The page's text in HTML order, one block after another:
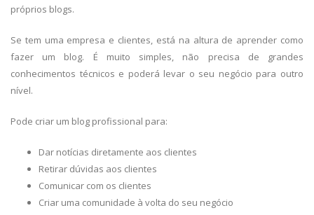
próprios blogs.
Se tem uma empresa e clientes, está na altura de aprender como
fazer um blog. É muito simples, não precisa de grandes
conhecimentos técnicos e poderá levar o seu negócio para outro
nível.
Pode criar um blog profissional para:
Dar notícias diretamente aos clientes
Retirar dúvidas aos clientes
Comunicar com os clientes
Criar uma comunidade à volta do seu negócio